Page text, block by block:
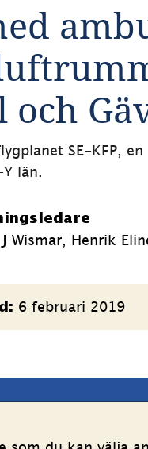
och
SE-KFP,
län.
Wismar, Henrik
6 februari 2019